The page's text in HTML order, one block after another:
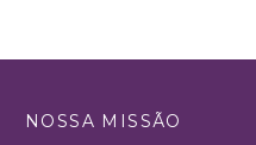
NOSSA MISSÃO